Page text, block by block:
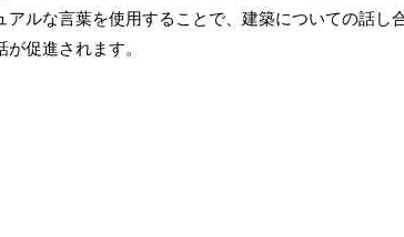
ルな言葉を使用することで、建築についての話し
促進されます。